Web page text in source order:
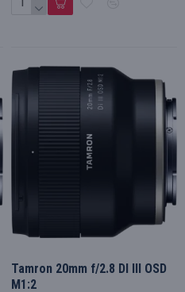
Tamron 20mm f/2.8 DI III OSD
M1:2